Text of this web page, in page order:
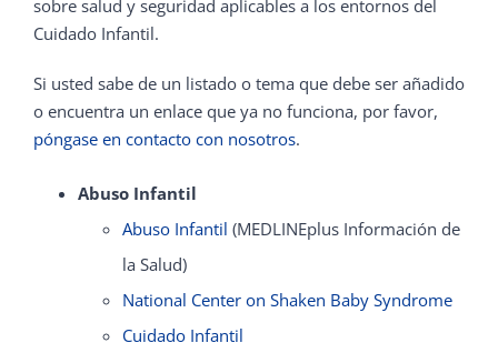
sobre salud y seguridad aplicables a los entornos del
Cuidado Infantil.
Si usted sabe de un listado o tema que debe ser añadido
o encuentra un enlace que ya no funciona, por favor,
póngase en contacto con nosotros.
Abuso Infantil
Abuso Infantil (MEDLINEplus Información de
la Salud)
National Center on Shaken Baby Syndrome
Cuidado Infantil